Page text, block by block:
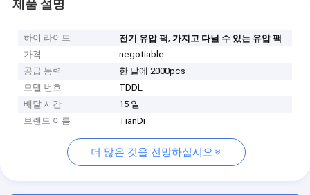
제품 설명
하이 라이트 전기 유압 팩,가지고 다닐 수 있는 유압 팩
가격
negotiable
공급 능력
한 달에 2000pcs
모델 번호
TDDL
배달 시간
15 일
브랜드 이름
TianDi
더 많은 것을 전망하십시오